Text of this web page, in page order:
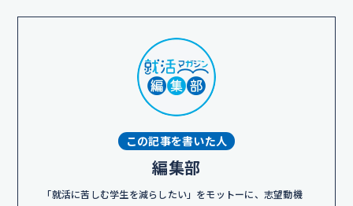
この記事を書いた人
編集部
「就活に苦しむ学生を減らしたい」をモットーに、志望動機